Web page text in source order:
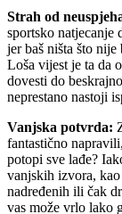
Strah od
sportsko natjecanje
jer baš ništa što
Loša vijest je ta da
dovesti do
neprestano nastoji
Vanjska potvrda:
fantastično
potopi sve lađe?
vanjskih izvora,
nadređenih ili čak
vas može vrlo lako